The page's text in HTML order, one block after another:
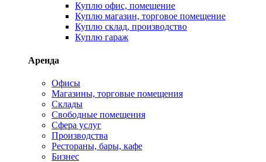
Куплю офис, помещение
Куплю магазин, торговое помещение
Куплю склад, производство
Куплю гараж
Аренда
Офисы
Магазины, торговые помещения
Склады
Свободные помещения
Сфера услуг
Производства
Рестораны, бары, кафе
Бизнес